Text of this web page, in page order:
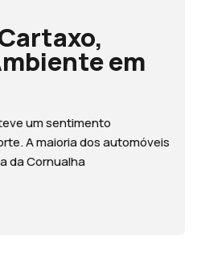
em
um sentimento
A maioria dos automóveis
da Cornualha